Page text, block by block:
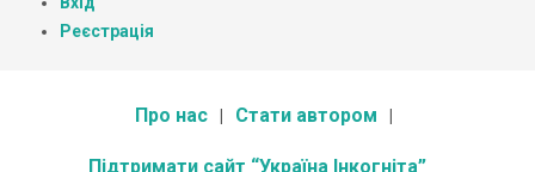
Реєстрація
Про нас Стати автором
Підтримати сайт “Україна Інкогніта”